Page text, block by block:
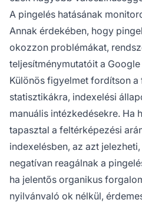
A pingelés hatásának
Annak érdekében, hogy
okozzon problémákat,
teljesítménymutatóit a
Különös figyelmet fordítson a
statisztikákra, indexelési
manuális intézkedésekre. Ha
tapasztal a feltérképezési
indexelésben, az azt
negatívan reagálnak a
ha jelentős organikus
nyilvánvaló ok nélkül,